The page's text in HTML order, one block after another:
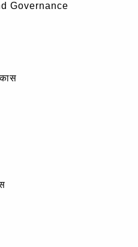
Governance